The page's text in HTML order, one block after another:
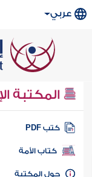
عربي
المكتبة
كتب PDF
كتاب الأمة